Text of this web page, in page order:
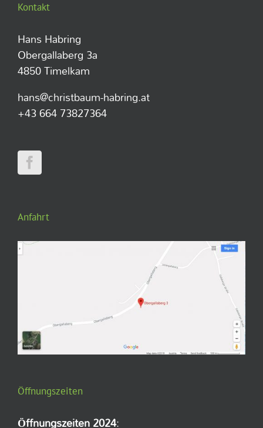
Kontakt
Hans Habring
Obergallaberg 3a
4850 Timelkam
hans@christbaum-habring.at
+43 664 73827364
Anfahrt
Öffnungszeiten
Öffnungszeiten 2024: